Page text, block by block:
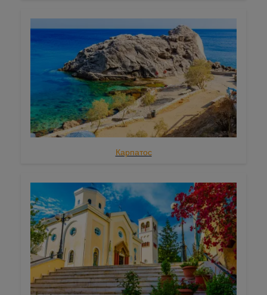
Киклады
Аморгос
Андрос
Фолегандрос
Иос
Куфониси
Китнос
Милос
Миконос
Карпатос